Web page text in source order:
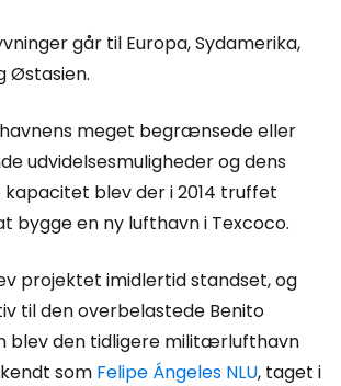
går til Europa, Sydamerika,
Østasien.
meget begrænsede eller
udvidelsesmuligheder og dens
blev der i 2014 truffet
bygge en ny lufthavn i Texcoco.
projektet imidlertid standset, og
til den overbelastede Benito
blev den tidligere militærlufthavn
som Felipe Ángeles NLU, taget i